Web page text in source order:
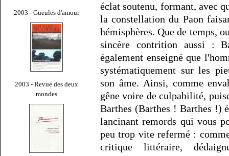
2003 - Gueules d'amour
2003 - Revue des deux
mondes
éclat soutenu, formant, avec
la constellation du Paon
hémisphères. Que de temps,
sincère contrition aussi :
également enseigné que
systématiquement sur les
son âme. Ainsi, comme
gêne voire de culpabilité,
Barthes (Barthes ! Barthes !)
lancinant remords qui vous
peu trop vite refermé :
critique littéraire,